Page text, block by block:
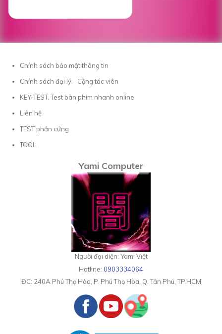
Chính sách bảo mật thông tin
Chính sách đại lý - Cộng tác viên
KEY-TEST, Test bàn phím nhanh online
Liên hệ
TEST phần cứng
TOOL
Yami Computer
Người đại diện: Yami Việt
Hotline: 0903334064
ĐC: 240A Phú Thọ Hòa, P. Phú Thọ Hòa, Q. Tân Phú, TP.HCM